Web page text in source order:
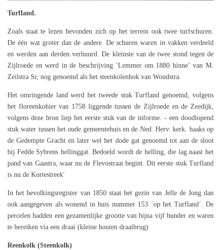
Turfland.
Zoals staat te lezen bevonden zich op het terrein ook twee turfschuren.
De één wat groter dan de andere. De schuren waren in vakken verdeeld
en werden aan derden verhuurd. De kleinste van de twee stond tegen de
Zijlroede en werd in de beschrijving `Lemmer om 1880 hinne` van M.
Zeilstra Sr, nog genoemd als het steenkolenhok van Woudstra.
Het omringende land werd het tweede stuk Turfland genoemd, volgens
het floreenkohier van 1758 liggende tussen de Zijlroede en de Zeedijk,
volgens deze bron liep het eerste stuk van de informe. - een doodlopend
stuk water tussen het oude gemeentehuis en de Ned. Herv. kerk. haaks op
de Gedempte Gracht en later wel het dode gat genoemd tot aan de sloot
bij Fedde Sybrens hellinggat. Bedoeld wordt de helling, die lag naast het
pand van Gaastra, waar nu de Flevostraat begint. Dit eerste stuk Turfland
is nu de Kortestreek'
In het bevolkingsregister van 1850 staat het gezin van Jelle de Jong dan
ook aangegeven als wonend in huis nummer 153 ´op het Turfland´. De
percelen hadden een gezamenlijke grootte van bijna vijf bunder en waren
te bereiken via een draai (kleine houten draaibrug)
Reenkolk (Steenkolk)